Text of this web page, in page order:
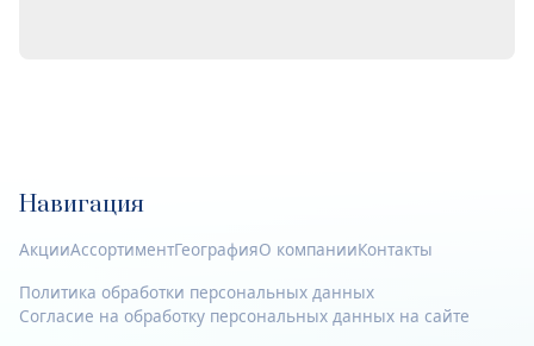
Навигация
АкцииАссортиментГеографияО компанииКонтакты
Политика обработки персональных данных
Согласие на обработку персональных данных на сайте